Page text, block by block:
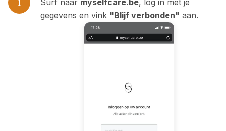
Surf naar myselfcare.be, log in met je
gegevens en vink "Blijf verbonden" aan.